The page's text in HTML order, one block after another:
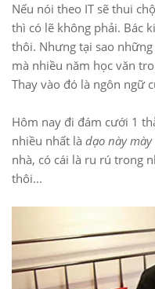
Nếu nói theo IT sẽ thui
thì có lẽ không phải. Bác
thôi. Nhưng tại sao
mà nhiều năm học văn
Thay vào đó là ngôn ngữ
Hôm nay đi đám cưới 1
nhiều nhất là dạo này
nhà, có cái là ru rú trong
thôi...